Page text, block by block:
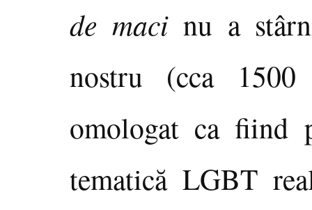
de macinu a
nostru (cca
omologat ca fiind
tematică LGBT